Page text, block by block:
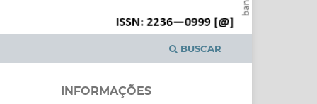
BUSCAR
INFORMAÇÕES